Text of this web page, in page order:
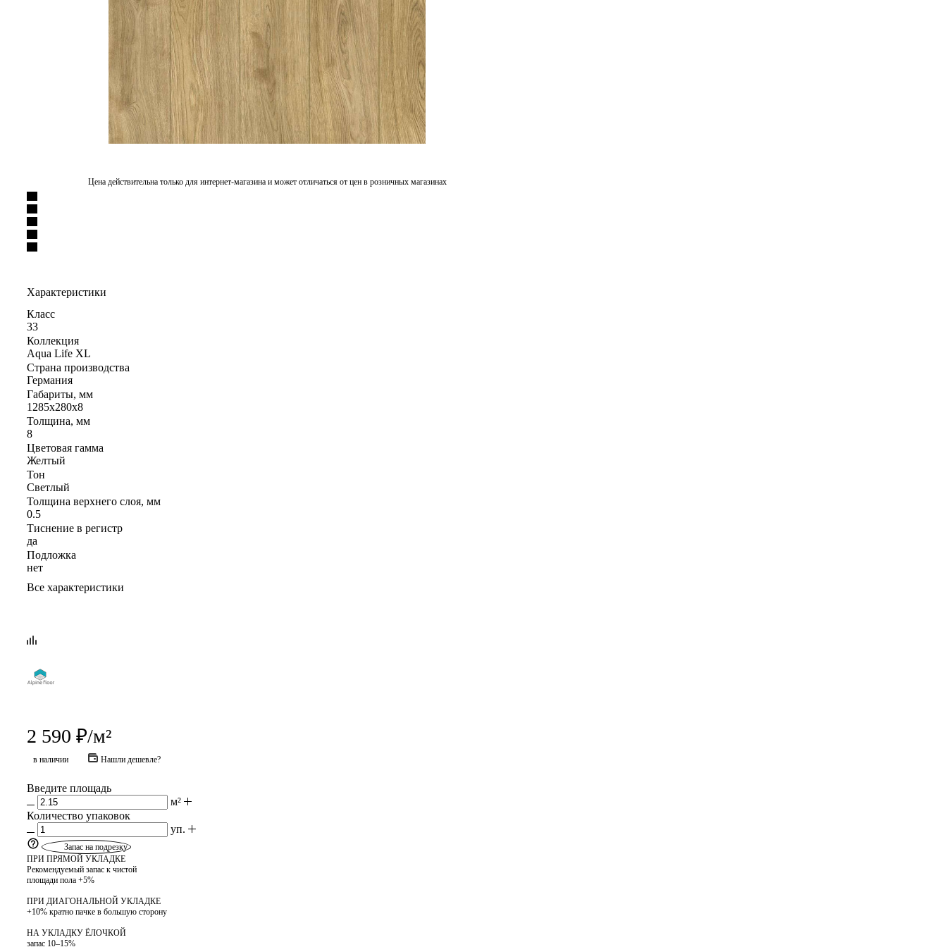
Цена действительна только для интернет-магазина и может отличаться от цен в розничных магазинах
Характеристики
Класс
33
Коллекция
Aqua Life XL
Страна производства
Германия
Габариты, мм
1285x280x8
Толщина, мм
8
Цветовая гамма
Желтый
Тон
Светлый
Толщина верхнего слоя, мм
0.5
Тиснение в регистр
да
Подложка
нет
Все характеристики
2 590 ₽/м²
в наличии Нашли дешевле?
Введите площадь
м²
Количество упаковок
уп.
Запас на подрезку
ПРИ ПРЯМОЙ УКЛАДКЕ
Рекомендуемый запас к чистой
площади пола +5%
ПРИ ДИАГОНАЛЬНОЙ УКЛАДКЕ
+10% кратно пачке в большую сторону
НА УКЛАДКУ ЁЛОЧКОЙ
запас 10–15%